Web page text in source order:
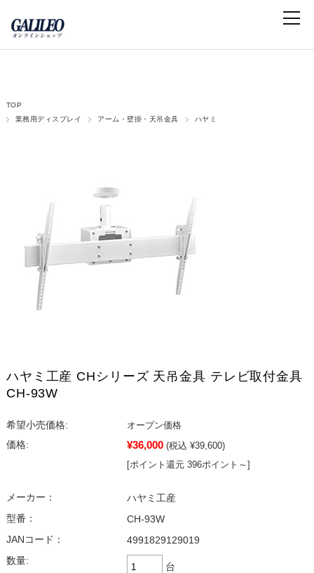
TOP
業務用ディスプレイ
アーム・壁掛・天吊金具 ハヤミ
ハヤミ工産 CHシリーズ 天吊金具 テレビ取付金具
CH-93W
希望小売価格:
オープン価格
価格:
¥36,000 (税込 ¥39,600)
[ポイント還元 396ポイント～]
メーカー：
ハヤミ工産
型番：
CH-93W
JANコード：
4991829129019
数量:
台